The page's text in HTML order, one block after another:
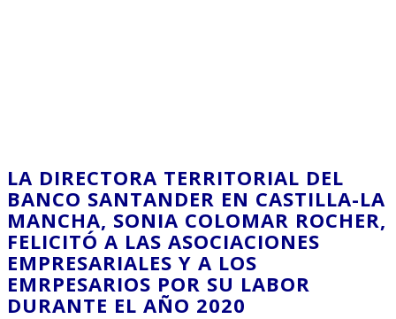
LA DIRECTORA TERRITORIAL DEL
BANCO SANTANDER EN CASTILLA-LA
MANCHA, SONIA COLOMAR ROCHER,
FELICITÓ A LAS ASOCIACIONES
EMPRESARIALES Y A LOS
EMRPESARIOS POR SU LABOR
DURANTE EL AÑO 2020